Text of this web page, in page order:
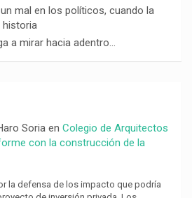
mal en los políticos, cuando la
historia
a mirar hacia adentro…
Soriaen Colegio de Arquitectos
con la construcción de la
la defensa de los impacto que podría